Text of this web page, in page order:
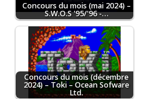
Concours du mois (mai 2024) –
S.W.O.S '95/'96 -…
Concours du mois (décembre
2024) – Toki – Ocean Sofware
Ltd.